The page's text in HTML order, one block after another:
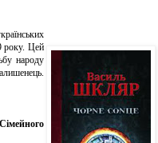
року. Цей
народу